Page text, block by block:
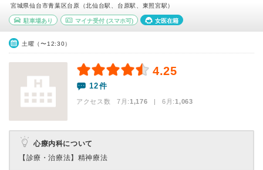
宮城県仙台市青葉区台原（北仙台駅、台原駅、東照宮駅）
駐車場あり マイナ受付(スマホ可) 女医在籍
土曜（〜12:30）
4.25
12件
アクセス数 7月:1,176 | 6月:1,063
心療内科について
【診療・治療法】 精神療法